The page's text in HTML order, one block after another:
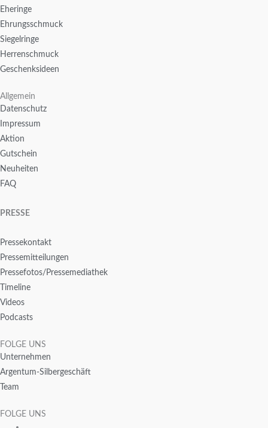
Eheringe
Ehrungsschmuck
Siegelringe
Herrenschmuck
Geschenksideen
Allgemein
Datenschutz
Impressum
Aktion
Gutschein
Neuheiten
FAQ
PRESSE
Pressekontakt
Pressemitteilungen
Pressefotos/Pressemediathek
Timeline
Videos
Podcasts
FOLGE UNS
Unternehmen
Argentum-Silbergeschäft
Team
FOLGE UNS